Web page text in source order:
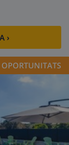
›
OPORTUNITATS